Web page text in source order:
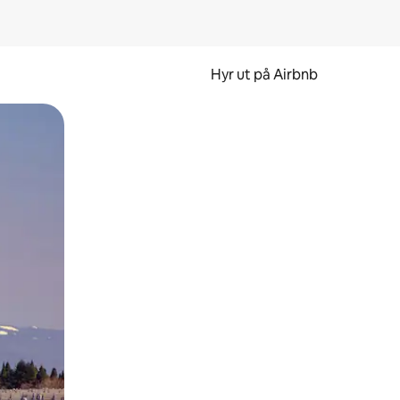
Hyr ut på Airbnb